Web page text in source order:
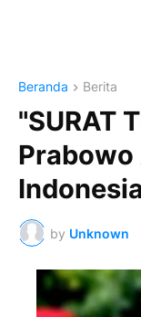
Beranda Berita
"SURAT
Prabowo
by Unknown